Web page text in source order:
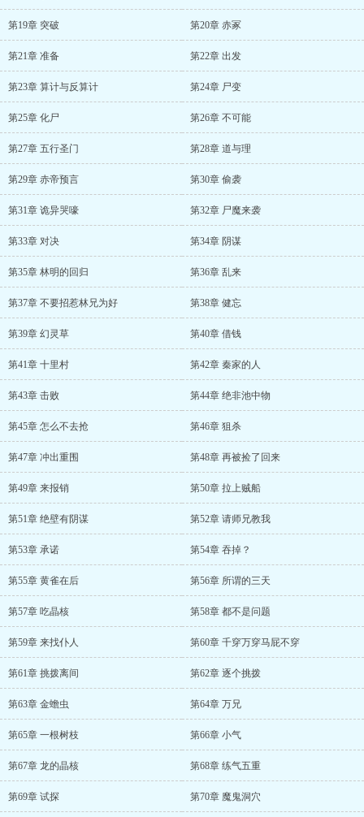
第19章 突破 第20章 赤冢
第21章 准备 第22章 出发
第23章 算计与反算计 第24章 尸变
第25章 化尸 第26章 不可能
第27章 五行圣门 第28章 道与理
第29章 赤帝预言 第30章 偷袭
第31章 诡异哭嚎 第32章 尸魔来袭
第33章 对决 第34章 阴谋
第35章 林明的回归 第36章 乱来
第37章 不要招惹林兄为好 第38章 健忘
第39章 幻灵草 第40章 借钱
第41章 十里村 第42章 秦家的人
第43章 击败 第44章 绝非池中物
第45章 怎么不去抢 第46章 狙杀
第47章 冲出重围 第48章 再被捡了回来
第49章 来报销 第50章 拉上贼船
第51章 绝壁有阴谋 第52章 请师兄教我
第53章 承诺 第54章 吞掉？
第55章 黄雀在后 第56章 所谓的三天
第57章 吃晶核 第58章 都不是问题
第59章 来找仆人 第60章 千穿万穿马屁不穿
第61章 挑拨离间 第62章 逐个挑拨
第63章 金蟾虫 第64章 万兄
第65章 一根树枝 第66章 小气
第67章 龙的晶核 第68章 练气五重
第69章 试探 第70章 魔鬼洞穴